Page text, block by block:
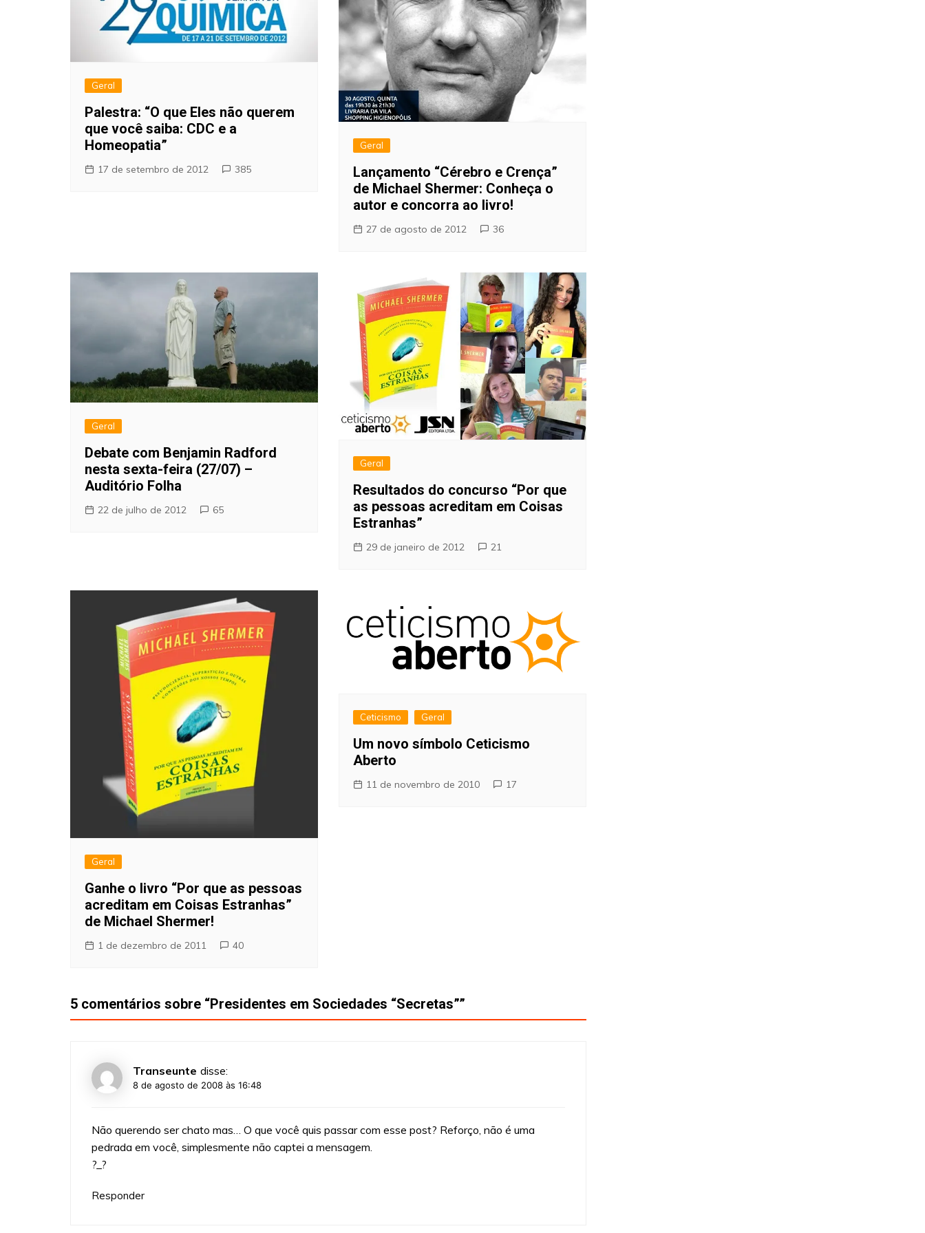
Geral
Palestra: “O que Eles não querem
que você saiba: CDC e a
Homeopatia”
17 de setembro de 2012 385
Geral
Lançamento “Cérebro e Crença”
de Michael Shermer: Conheça o
autor e concorra ao livro!
27 de agosto de 2012 36
Geral
Debate com Benjamin Radford
nesta sexta-feira (27/07) –
Auditório Folha
22 de julho de 2012 65
Geral
Resultados do concurso “Por que
as pessoas acreditam em Coisas
Estranhas”
29 de janeiro de 2012 21
Geral
Ganhe o livro “Por que as pessoas
acreditam em Coisas Estranhas”
de Michael Shermer!
1 de dezembro de 2011 40
Ceticismo Geral
Um novo símbolo Ceticismo
Aberto
11 de novembro de 2010 17
5 comentários sobre “Presidentes em Sociedades “Secretas””
Transeunte disse:
8 de agosto de 2008 às 16:48
Não querendo ser chato mas… O que você quis passar com esse post? Reforço, não é uma
pedrada em você, simplesmente não captei a mensagem.
?_?
Responder